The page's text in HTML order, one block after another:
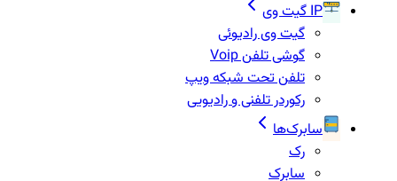
IP گیت وی
گیت وی رادیوئی
گوشی تلفن Voip
تلفن تحت شبکه ویپ
رکوردر تلفنی و رادیویی
سابرک‌ها
رک
سابرک